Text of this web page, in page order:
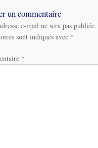
un commentaire
e-mail ne sera pas publiée.
sont indiqués avec *
*